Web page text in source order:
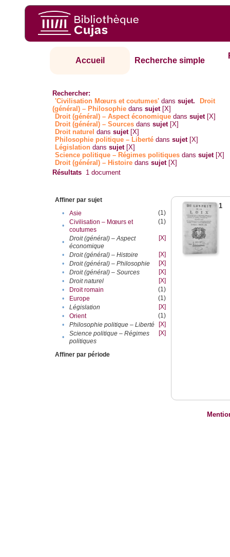
Accueil Recherche simple
Rechercher:
'Civilisation Mœurs et coutumes' danssujet.
Droit
(général) – Philosophie danssujet [X]
Droit (général) – Aspect économique danssujet [X]
Droit (général) – Sources danssujet [X]
Droit naturel danssujet [X]
Philosophie politique – Liberté danssujet [X]
Législation danssujet [X]
Science politique – Régimes politiques danssujet [X]
Droit (général) – Histoire danssujet [X]
Résultats 1 document
Affiner par sujet
•
Asie
(1)
•
Civilisation – Mœurs et
coutumes
(1)
•
Droit (général) – Aspect
économique
[X]
• Droit (général) – Histoire
[X]
•
Droit (général) – Philosophie
[X]
•
Droit (général) – Sources
[X]
•
Droit naturel
[X]
•
Droit romain
(1)
•
Europe
(1)
•
Législation
[X]
•
Orient
(1)
•
Philosophie politique – Liberté
[X]
•
Science politique – Régimes
politiques
[X]
Affiner par période
1